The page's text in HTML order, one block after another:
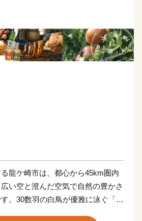
龍ケ崎市は、都心から45km圏内
い空と澄んだ空気で自然の豊かさ
。30数羽の白鳥が優雅に泳ぐ「牛